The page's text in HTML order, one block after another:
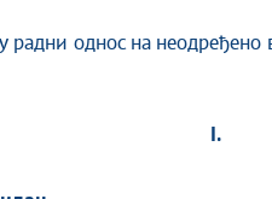
однос на неодређено
I.